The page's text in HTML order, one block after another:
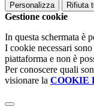
Personalizza Rifiuta
Gestione cookie
In questa schermata è
I cookie necessari
piattaforma e non è
Per conoscere quali
visionare la COOKIE